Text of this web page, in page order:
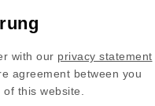
with our privacy statement
agreement between you
this website.